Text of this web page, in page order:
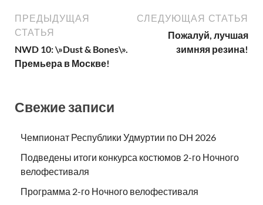
ПРЕДЫДУЩАЯ
СТАТЬЯ
NWD 10: \»Dust & Bones\».
Премьера в Москве!
СЛЕДУЮЩАЯ СТАТЬЯ
Пожалуй, лучшая
зимняя резина!
Свежие записи
Чемпионат Республики Удмуртии по DH 2026
Подведены итоги конкурса костюмов 2-го Ночного
велофестиваля
Программа 2-го Ночного велофестиваля